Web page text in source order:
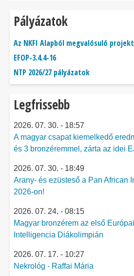
Pályázatok
Az NKFI Alapból megvalósuló projekt
EFOP-3.4.4-16
NTP 2026/27 pályázatok
Legfrissebb
2026. 07. 30. - 18:57
A magyar csapat kiemelkedő
és 3 bronzéremmel, zárta az idei
2026. 07. 30. - 18:49
Arany- és ezüsteső a Pan African
2026-on!
2026. 07. 24. - 08:15
Magyar bronzérem az első
Intelligencia Diákolimpián
2026. 07. 17. - 10:27
Nekrológ - Raffai Mária